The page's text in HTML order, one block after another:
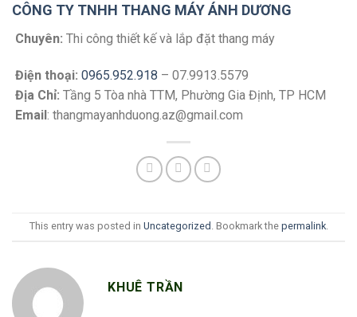
CÔNG TY TNHH THANG MÁY ÁNH DƯƠNG
Chuyên: Thi công thiết kế và lắp đặt thang máy
Điện thoại: 0965.952.918 – 07.9913.5579
Địa Chỉ: Tầng 5 Tòa nhà TTM, Phường Gia Định, TP HCM
Email: thangmayanhduong.az@gmail.com
This entry was posted in Uncategorized . Bookmark the permalink.
KHUÊ TRẦN